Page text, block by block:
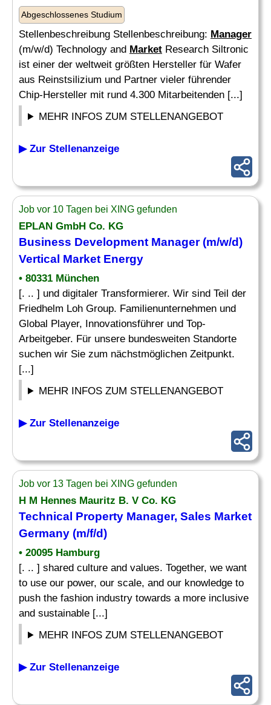
Abgeschlossenes Studium
Stellenbeschreibung Stellenbeschreibung: Manager
(m/w/d) Technology and Market Research Siltronic
ist einer der weltweit größten Hersteller für Wafer
aus Reinstsilizium und Partner vieler führender
Chip-Hersteller mit rund 4.300 Mitarbeitenden [...]
MEHR INFOS ZUM STELLENANGEBOT
▶ Zur Stellenanzeige
Job vor 10 Tagen bei XING gefunden
EPLAN GmbH Co. KG
Business Development Manager(m/w/d)
Vertical Market Energy
• 80331 München
[. .. ] und digitaler Transformierer. Wir sind Teil der
Friedhelm Loh Group. Familienunternehmen und
Global Player, Innovationsführer und Top-
Arbeitgeber. Für unsere bundesweiten Standorte
suchen wir Sie zum nächstmöglichen Zeitpunkt.
[...]
MEHR INFOS ZUM STELLENANGEBOT
▶ Zur Stellenanzeige
Job vor 13 Tagen bei XING gefunden
H M Hennes Mauritz B. V Co. KG
Technical Property Manager, Sales Market
Germany (m/f/d)
• 20095 Hamburg
[. .. ] shared culture and values. Together, we want
to use our power, our scale, and our knowledge to
push the fashion industry towards a more inclusive
and sustainable [...]
MEHR INFOS ZUM STELLENANGEBOT
▶ Zur Stellenanzeige